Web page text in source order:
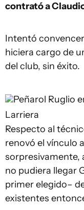
contrató a
Intentó
hiciera cargo de
del club, sin éxito.
Peñarol Ruglio
Larriera
Respecto al
renovó el vínculo
sorpresivamente,
no pudiera llegar
primer elegido–
existentes